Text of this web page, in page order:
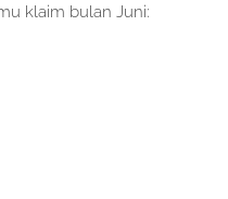
klaim bulan Juni: